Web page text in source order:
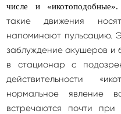
числе и «икотоподобные».
такие движения
напоминают пульсацию.
заблуждение акушеров и
в стационар с
действительности
нормальное явление
встречаются почти при